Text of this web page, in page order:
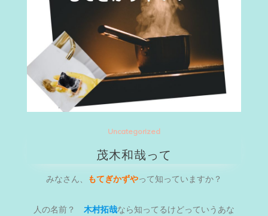
Uncategorized
茂木和哉って
みなさん、 もてぎかずやって知っていますか？
人の名前？ 木村拓哉なら知ってるけどっていうあな